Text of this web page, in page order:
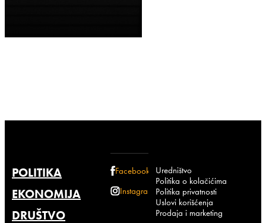
POLITIKA
EKONOMIJA
DRUŠTVO
Facebook
Instagram
Uredništvo
Politika o kolačićima
Politika privatnosti
Uslovi korišćenja
Prodaja i marketing